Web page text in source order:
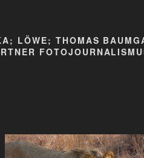
LÖWE; THOMAS